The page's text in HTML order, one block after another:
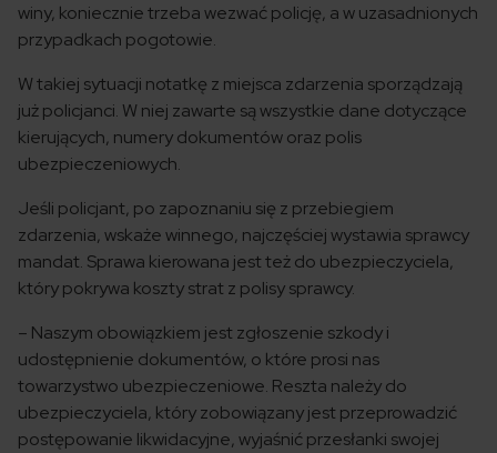
winy, koniecznie trzeba wezwać policję, a w uzasadnionych
przypadkach pogotowie.
W takiej sytuacji notatkę z miejsca zdarzenia sporządzają
już policjanci. W niej zawarte są wszystkie dane dotyczące
kierujących, numery dokumentów oraz polis
ubezpieczeniowych.
Jeśli policjant, po zapoznaniu się z przebiegiem
zdarzenia, wskaże winnego, najczęściej wystawia sprawcy
mandat. Sprawa kierowana jest też do ubezpieczyciela,
który pokrywa koszty strat z polisy sprawcy.
– Naszym obowiązkiem jest zgłoszenie szkody i
udostępnienie dokumentów, o które prosi nas
towarzystwo ubezpieczeniowe. Reszta należy do
ubezpieczyciela, który zobowiązany jest przeprowadzić
postępowanie likwidacyjne, wyjaśnić przesłanki swojej